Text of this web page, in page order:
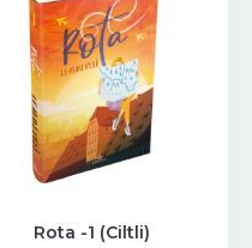
Rota -1 (Ciltli)